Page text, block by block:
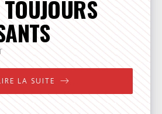
LA SUITE